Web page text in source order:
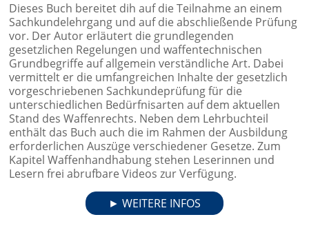
Dieses Buch bereitet dih auf die Teilnahme an einem
Sachkundelehrgang und auf die abschließende Prüfung
vor. Der Autor erläutert die grundlegenden
gesetzlichen Regelungen und waffentechnischen
Grundbegriffe auf allgemein verständliche Art. Dabei
vermittelt er die umfangreichen Inhalte der gesetzlich
vorgeschriebenen Sachkundeprüfung für die
unterschiedlichen Bedürfnisarten auf dem aktuellen
Stand des Waffenrechts. Neben dem Lehrbuchteil
enthält das Buch auch die im Rahmen der Ausbildung
erforderlichen Auszüge verschiedener Gesetze. Zum
Kapitel Waffenhandhabung stehen Leserinnen und
Lesern frei abrufbare Videos zur Verfügung.
► WEITERE INFOS